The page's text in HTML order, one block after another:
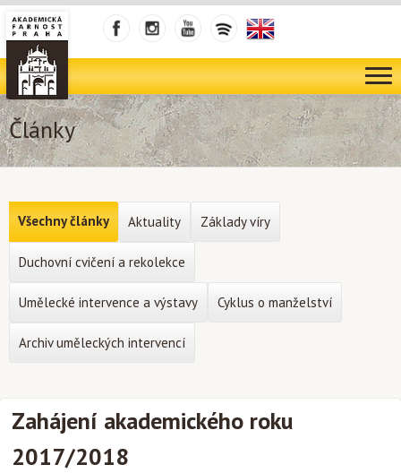
Články
Zahájení akademického roku
2017/2018
Všechny články Aktuality Základy víry
Duchovní cvičení a rekolekce
Umělecké intervence a výstavy Cyklus o manželství
Archiv uměleckých intervencí